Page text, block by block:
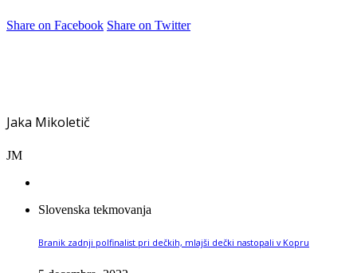
Share on Facebook Share on Twitter
Jaka Mikoletič
JM
Slovenska tekmovanja
Branik zadnji polfinalist pri dečkih, mlajši dečki nastopali v Kopru